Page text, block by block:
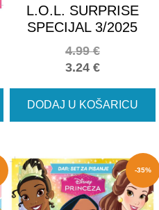
L.O.L. SURPRISE
SPECIJAL 3/2025
3.24 €
4.99€
DODAJ U KOŠARICU
-35%